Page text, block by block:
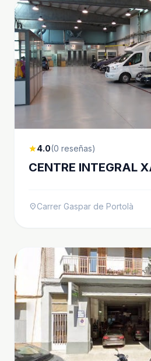
star4.0(0 reseñas)
CENTRE INTEGRAL
location_onCarrer Gaspar de Portolà